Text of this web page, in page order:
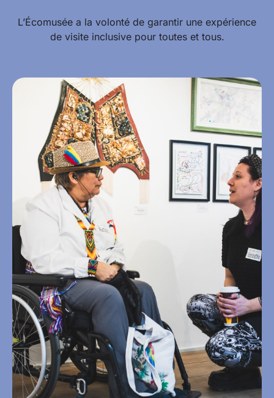
L’Écomusée a la volonté de garantir une expérience
de visite inclusive pour toutes et tous.